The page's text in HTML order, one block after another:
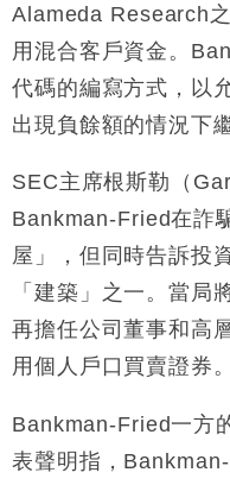
Alameda Research
用混合客戶資金。
代碼的編寫方式，以
出現負餘額的情況下
SEC主席根斯勒（
Bankman-Fried在詐
屋」，但同時告訴投
「建築」之一。當局
再擔任公司董事和高
用個人戶口買賣證券。
Bankman-Fried一方
表聲明指，